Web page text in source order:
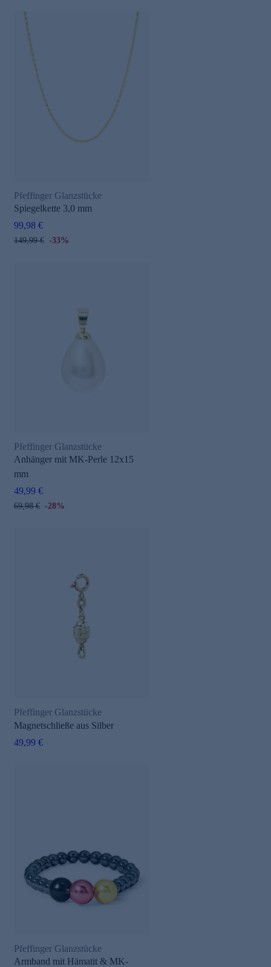
Pfeffinger Glanzstücke
Spiegelkette 3,0 mm
99,98 €
149,99 € -33%
Pfeffinger Glanzstücke
Anhänger mit MK-Perle 12x15
mm
49,99 €
69,98 € -28%
Pfeffinger Glanzstücke
Magnetschließe aus Silber
49,99 €
Pfeffinger Glanzstücke
Armband mit Hämatit & MK-